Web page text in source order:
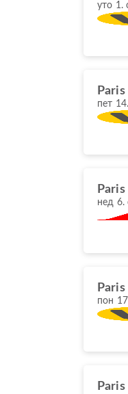
уто 1.
пет
нед 6.
пон